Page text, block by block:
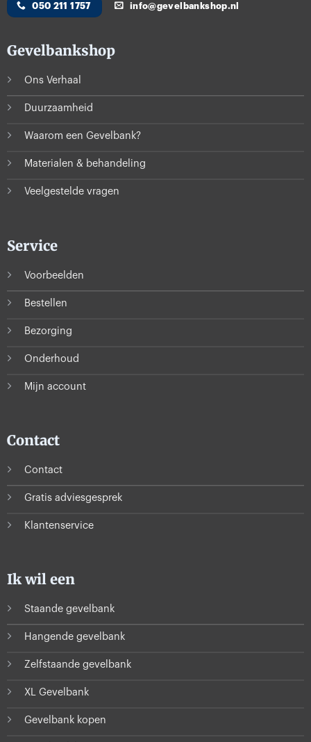
050 211 1757 info@gevelbankshop.nl
Gevelbankshop
Ons Verhaal
Duurzaamheid
Waarom een Gevelbank?
Materialen & behandeling
Veelgestelde vragen
Service
Voorbeelden
Bestellen
Bezorging
Onderhoud
Mijn account
Contact
Contact
Gratis adviesgesprek
Klantenservice
Ik wil een
Staande gevelbank
Hangende gevelbank
Zelfstaande gevelbank
XL Gevelbank
Gevelbank kopen